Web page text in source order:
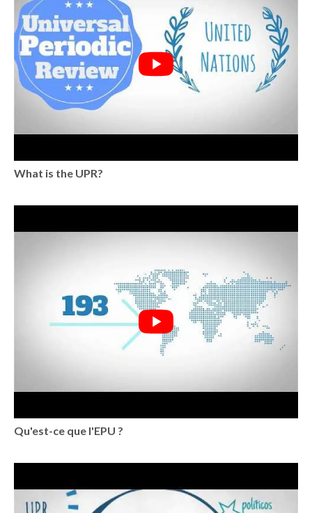
What is the UPR?
Qu'est-ce que l'EPU ?